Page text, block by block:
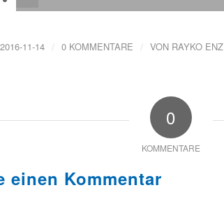
2016-11-14 / 0 KOMMENTARE / VON RAYKO ENZ
0
KOMMENTARE
einen Kommentar